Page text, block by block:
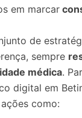
em marcar
de
sempre
médica.
digital em
ações como: